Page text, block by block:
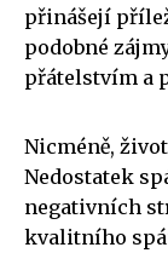
přinášejí
podobné
přátelstvím a
Nicméně,
Nedostatek
negativních
kvalitního